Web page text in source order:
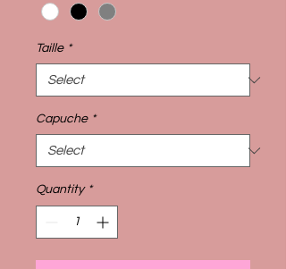
Taille *
Capuche *
Quantity *